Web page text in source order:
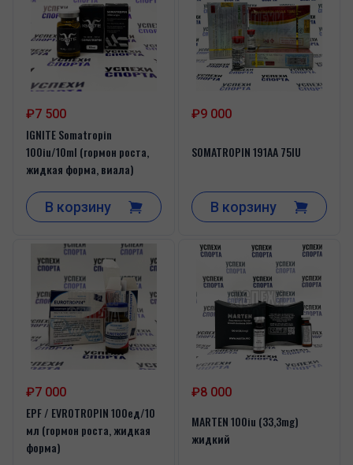
₽7 500
IGNITE Somatropin
100iu/10ml (гормон роста,
жидкая форма, виала)
В корзину
₽9 000
SOMATROPIN 191AA 75IU
В корзину
₽7 000
EPF / EVROTROPIN 100ед/10
мл (гормон роста, жидкая
форма)
₽8 000
MARTEN 100iu (33,3mg)
жидкий